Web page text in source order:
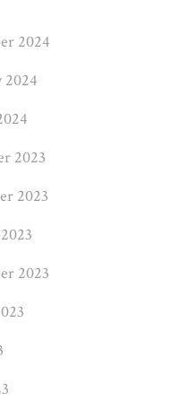
2024
2024
2023
2023
2023